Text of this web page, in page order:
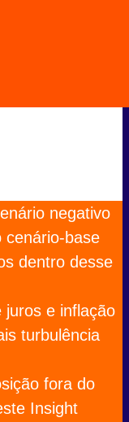
negativo
cenário-base
dentro desse
juros e inflação
turbulência
fora do
Insight